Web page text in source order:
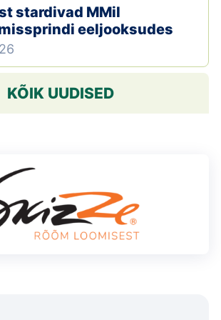
stardivad MMil
eeljooksudes
KÕIK UUDISED